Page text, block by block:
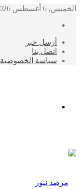
الخميس, 6 أغسطس 2026
أرسل خبر
اتصل بنا
سياسة الخصوصية